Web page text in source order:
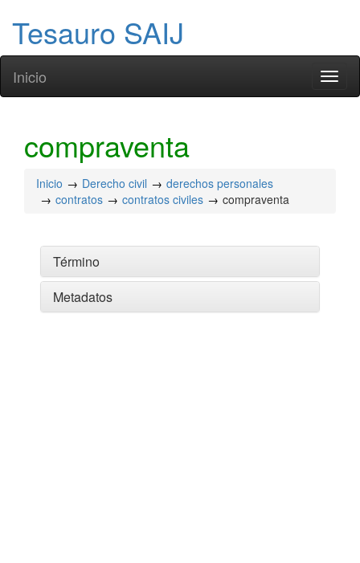
Tesauro SAIJ
Inicio
compraventa
Inicio Derecho civil
derechos personales
contratos
contratos civiles compraventa
Término
Metadatos